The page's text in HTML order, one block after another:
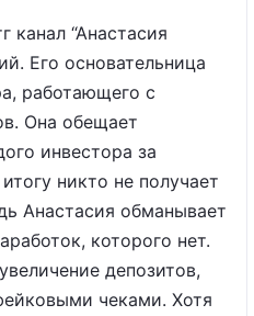
канал “Анастасия
Его основательница
работающего с
Она обещает
инвестора за
никто не получает
Анастасия обманывает
которого нет.
депозитов,
чеками. Хотя